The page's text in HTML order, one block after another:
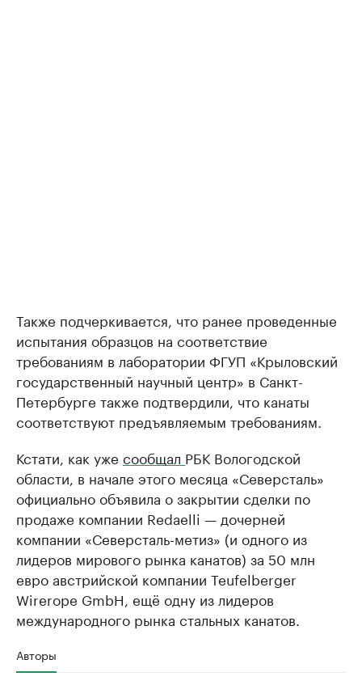
Также подчеркивается, что ранее проведенные
испытания образцов на соответствие
требованиям в лаборатории ФГУП «Крыловский
государственный научный центр» в Санкт-
Петербурге также подтвердили, что канаты
соответствуют предъявляемым требованиям.
Кстати, как уже сообщал РБК Вологодской
области, в начале этого месяца «Северсталь»
официально объявила о закрытии сделки по
продаже компании Redaelli — дочерней
компании «Северсталь-метиз» (и одного из
лидеров мирового рынка канатов) за 50 млн
евро австрийской компании Teufelberger
Wirerope GmbH, ещё одну из лидеров
международного рынка стальных канатов.
Авторы